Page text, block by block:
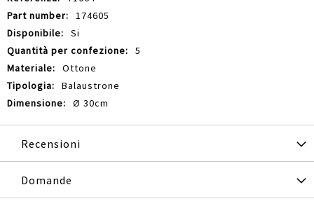
174605
Si
5
Ottone
Balaustrone
Ø 30cm
Recensioni
Domande